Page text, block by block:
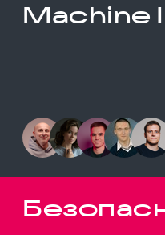
Machine